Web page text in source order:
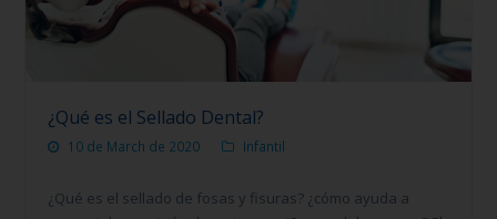
¿Qué es el Sellado Dental?
10 de March de 2020 Infantil
¿Qué es el sellado de fosas y fisuras? ¿cómo ayuda a